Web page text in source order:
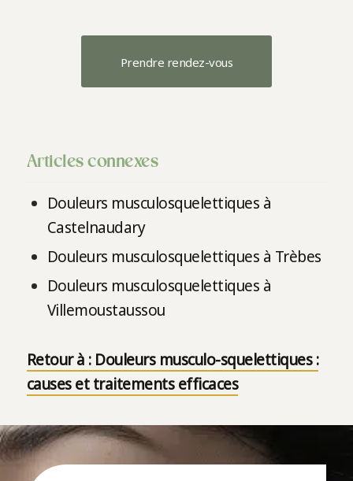
Prendre rendez-vous
Articles connexes
Douleurs musculosquelettiques à
Castelnaudary
Douleurs musculosquelettiques à Trèbes
Douleurs musculosquelettiques à
Villemoustaussou
Retour à : Douleurs musculo-squelettiques :
causes et traitements efficaces